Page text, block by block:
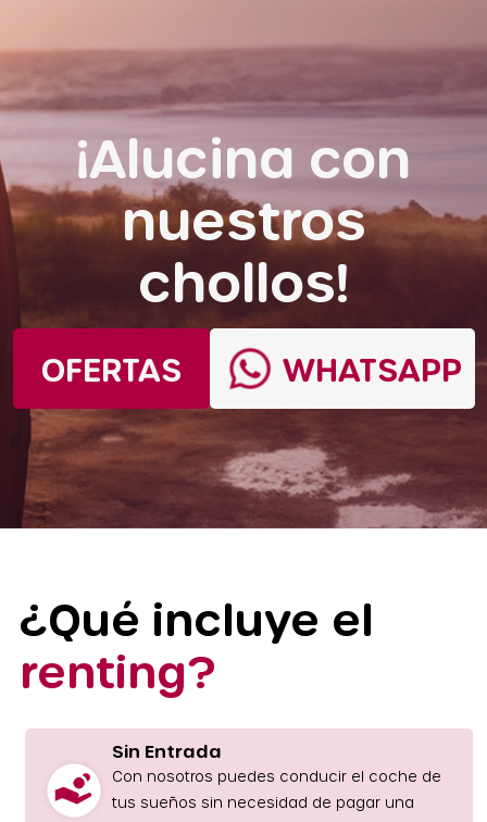
¡Alucina con
nuestros
chollos!
OFERTAS WHATSAPP
¿Qué incluye el
renting?
Sin Entrada
Con nosotros puedes conducir el coche de
tus sueños sin necesidad de pagar una